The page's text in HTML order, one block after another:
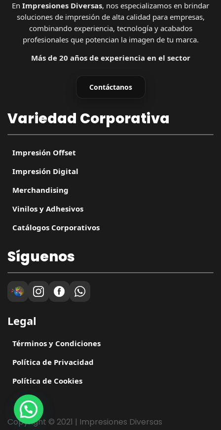
En Impresiones Diversas, nos especializamos en brindar
soluciones de impresión de alta calidad para empresas,
combinando experiencia, tecnología y acabados
profesionales que potencian la imagen de tu marca.
Más de 20 años de experiencia en el sector
Contáctanos
Variedad Corporativa
Impresión Offset
Impresión Digital
Merchandising
Vinilos y Adhesivos
Catálogos Corporativos
Síguenos
Legal
Términos y Condiciones
Política de Privacidad
Política de Cookies
Copyright © 2021 | Impresiones Diversas